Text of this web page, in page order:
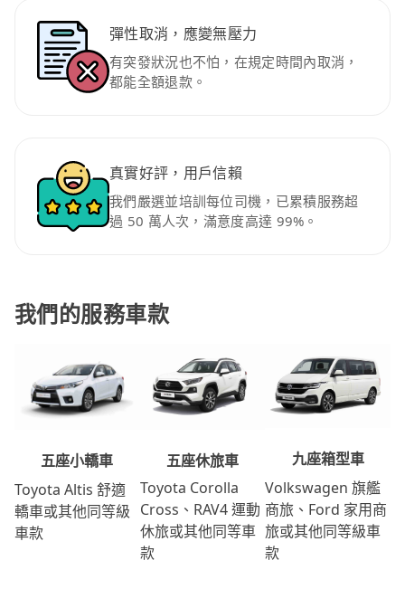
彈性取消，應變無壓力
有突發狀況也不怕，在規定時間內取消，
都能全額退款。
真實好評，用戶信賴
我們嚴選並培訓每位司機，已累積服務超
過 50 萬人次，滿意度高達 99%。
我們的服務車款
五座小轎車
Toyota Altis 舒適
轎車或其他同等級
車款
五座休旅車
Toyota Corolla
Cross、RAV4 運動
休旅或其他同等車
款
九座箱型車
Volkswagen 旗艦
商旅、Ford 家用商
旅或其他同等級車
款